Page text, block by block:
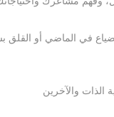
في الماضي أو